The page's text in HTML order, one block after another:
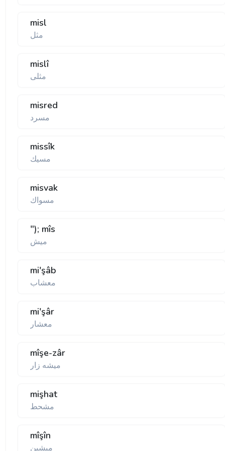
misl
مثل
mislî
مثلی
misred
مسرد
missîk
مسيك
misvak
مسواك
"); mîs
ميش
mi'şâb
معشاب
mi'şâr
معشار
mîşe-zâr
ميشه زار
mişhat
مشحط
mîşîn
ميشين